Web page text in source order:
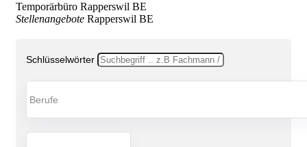
Temporärbüro Rapperswil BE
Stellenangebote Rapperswil BE
Schlüsselwörter